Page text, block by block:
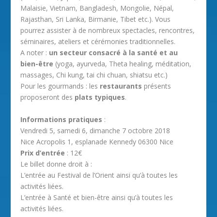
Malaisie, Vietnam, Bangladesh, Mongolie, Népal,
Rajasthan, Sri Lanka, Birmanie, Tibet etc.). Vous
pourrez assister à de nombreux spectacles, rencontres,
séminaires, ateliers et cérémonies traditionnelles.
A noter : un secteur consacré à la santé et au
bien-être (yoga, ayurveda, Theta healing, méditation,
massages, Chi kung, tai chi chuan, shiatsu etc.)
Pour les gourmands : les restaurants présents
proposeront des plats typiques.
Informations pratiques :
Vendredi 5, samedi 6, dimanche 7 octobre 2018
Nice Acropolis 1, esplanade Kennedy 06300 Nice
Prix d’entrée : 12€
Le billet donne droit à :
L’entrée au Festival de l’Orient ainsi qu’à toutes les
activités liées.
L’entrée à Santé et bien-être ainsi qu’à toutes les
activités liées.